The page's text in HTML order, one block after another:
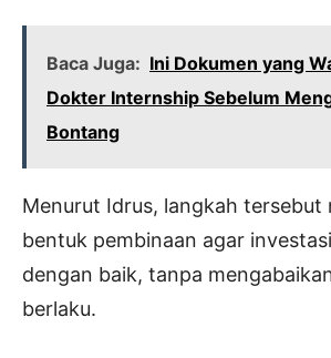
Baca Juga: Ini Dokumen yang
Dokter Internship Sebelum
Bontang
Menurut Idrus, langkah tersebut
bentuk pembinaan agar
dengan baik, tanpa
berlaku.